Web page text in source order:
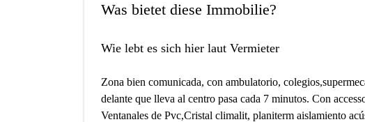
Was bietet diese Immobilie?
Wie lebt es sich hier laut Vermieter
Zona bien comunicada, con ambulatorio,
delante que lleva al centro pasa cada 7 minutos. Con
Ventanales de Pvc,Cristal climalit, planiterm aislamiento